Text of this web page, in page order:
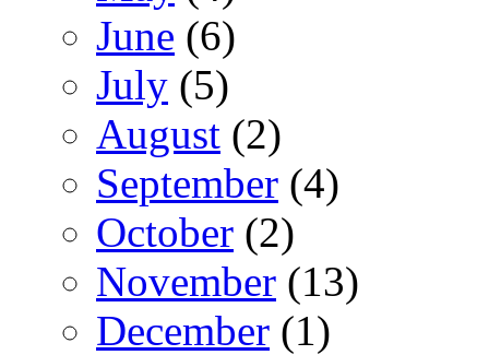
June (6)
July (5)
August (2)
September (4)
October (2)
November (13)
December (1)